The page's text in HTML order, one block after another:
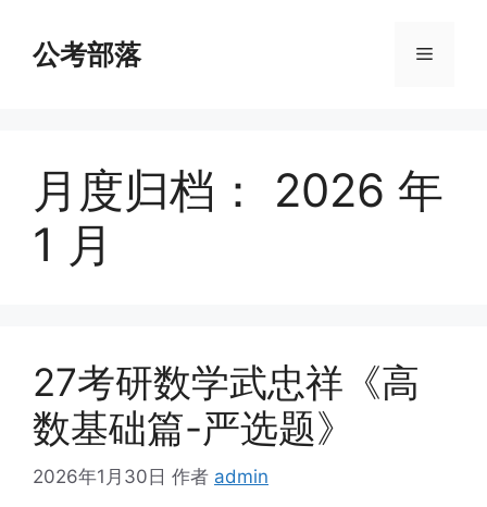
公考部落 菜
月度归档： 2026 年
1 月
27考研数学武忠祥《高
数基础篇-严选题》
2026年1月30日 作者 admin